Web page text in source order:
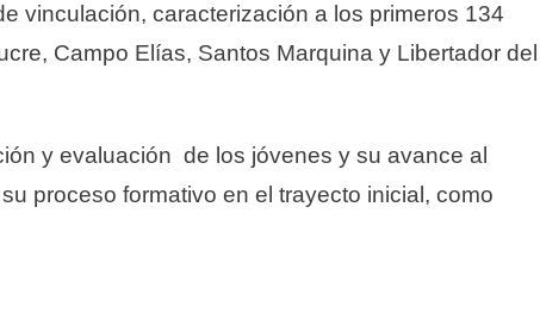
vinculación, caracterización a los primeros 134
Campo Elías, Santos Marquina y Libertador del
y evaluación de los jóvenes y su avance al
proceso formativo en el trayecto inicial, como